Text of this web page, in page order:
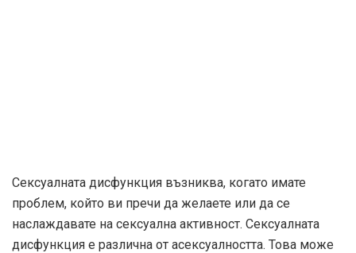
Сексуалната дисфункция възниква, когато имате
проблем, който ви пречи да желаете или да се
наслаждавате на сексуална активност. Сексуалната
дисфункция е различна от асексуалността. Това може